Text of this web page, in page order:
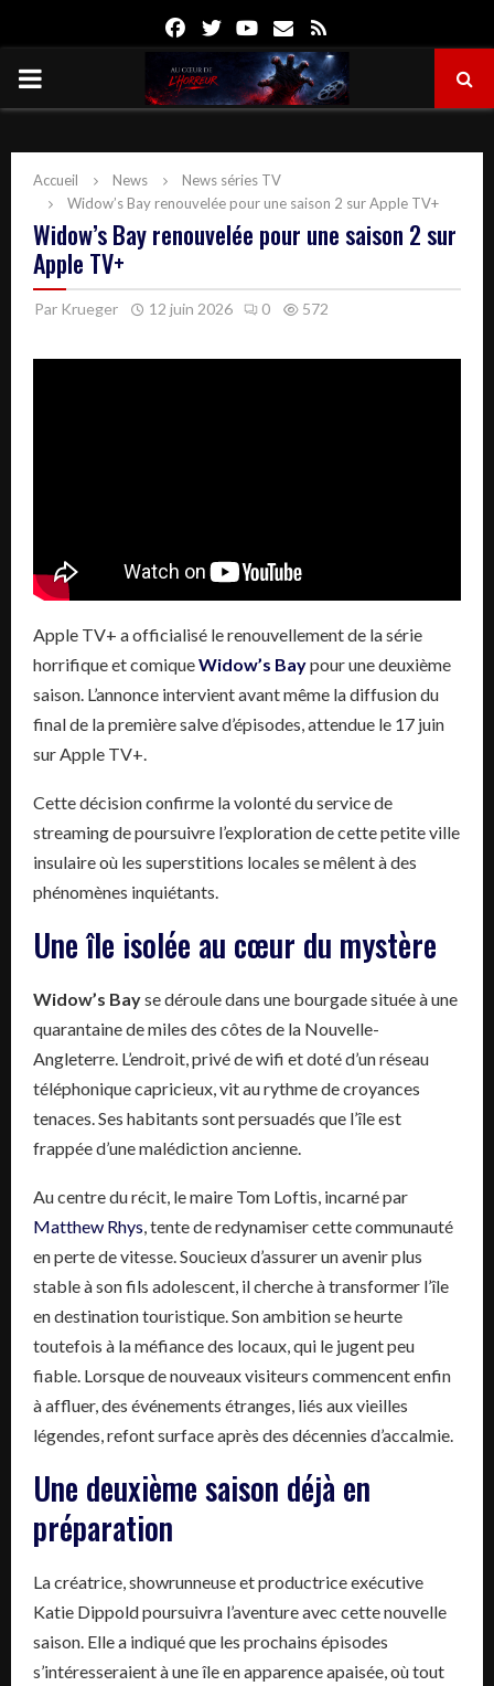
FacebookTwitterYoutube
Email
PRIMARY
Accueil News
News séries TV
Widow’s Bay renouvelée pour une saison 2 sur Apple TV+
Widow’s Bay renouvelée pour une saison 2 sur
Apple TV+
Par Krueger 12 juin 2026 0 572
Apple TV+ a officialisé le renouvellement de la série
horrifique et comiqueWidow’s Baypour une deuxième
saison. L’annonce intervient avant même la diffusion du
final de la première salve d’épisodes, attendue le 17 juin
sur Apple TV+.
Cette décision confirme la volonté du service de
streaming de poursuivre l’exploration de cette petite ville
insulaire où les superstitions locales se mêlent à des
phénomènes inquiétants.
Une île isolée au cœur du mystère
Widow’s Bayse déroule dans une bourgade située à une
quarantaine de miles des côtes de la Nouvelle-
Angleterre. L’endroit, privé de wifi et doté d’un réseau
téléphonique capricieux, vit au rythme de croyances
tenaces. Ses habitants sont persuadés que l’île est
frappée d’une malédiction ancienne.
Au centre du récit, le maire Tom Loftis, incarné par
Matthew Rhys , tente de redynamiser cette communauté
en perte de vitesse. Soucieux d’assurer un avenir plus
stable à son fils adolescent, il cherche à transformer l’île
en destination touristique. Son ambition se heurte
toutefois à la méfiance des locaux, qui le jugent peu
fiable. Lorsque de nouveaux visiteurs commencent enfin
à affluer, des événements étranges, liés aux vieilles
légendes, refont surface après des décennies d’accalmie.
Une deuxième saison déjà en
préparation
La créatrice, showrunneuse et productrice exécutive
Katie Dippold poursuivra l’aventure avec cette nouvelle
saison. Elle a indiqué que les prochains épisodes
s’intéresseraient à une île en apparence apaisée, où tout